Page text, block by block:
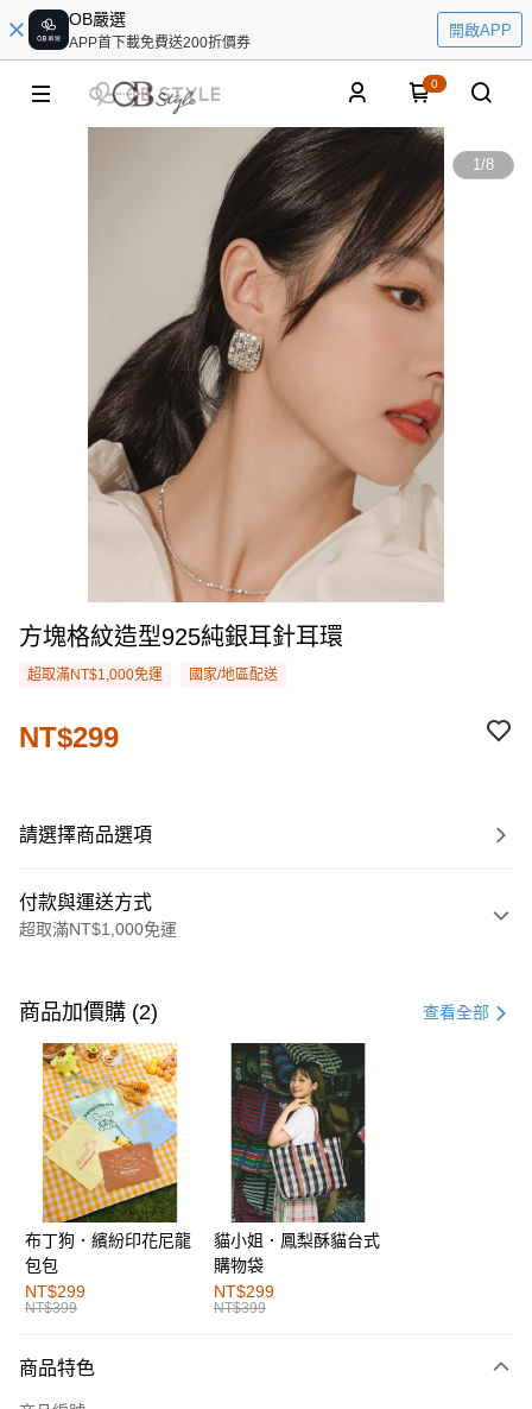
OB嚴選
APP首下載免費送200折價券
開啟APP
0
1/8
方塊格紋造型925純銀耳針耳環
超取滿NT$1,000免運 國家/地區配送
NT$299
請選擇商品選項
付款與運送方式
超取滿NT$1,000免運
信用卡一次付款
購物金
超商取貨付款
LINE Pay
街口支付
運送方式
全家取貨付款
每筆NT$60，滿NT$1,000(含以上)免運費
付款後全家取貨
商品加價購 (2) 查看全部
布丁狗．繽紛印花尼龍
包包
NT$299
NT$399
貓小姐．鳳梨酥貓台式
購物袋
NT$299
NT$399
商品特色